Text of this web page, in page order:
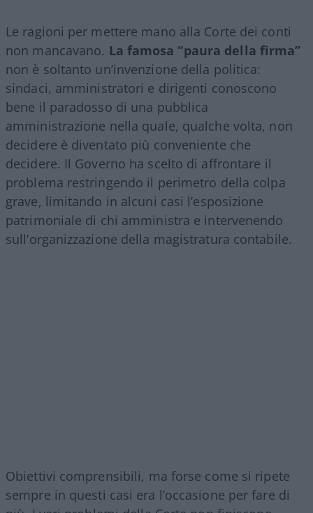
Le ragioni per mettere mano alla Corte dei conti
non mancavano. La famosa “paura della firma”
non è soltanto un’invenzione della politica:
sindaci, amministratori e dirigenti conoscono
bene il paradosso di una pubblica
amministrazione nella quale, qualche volta, non
decidere è diventato più conveniente che
decidere. Il Governo ha scelto di affrontare il
problema restringendo il perimetro della colpa
grave, limitando in alcuni casi l’esposizione
patrimoniale di chi amministra e intervenendo
sull’organizzazione della magistratura contabile.
Obiettivi comprensibili, ma forse come si ripete
sempre in questi casi era l’occasione per fare di